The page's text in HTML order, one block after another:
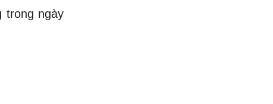
trong ngày